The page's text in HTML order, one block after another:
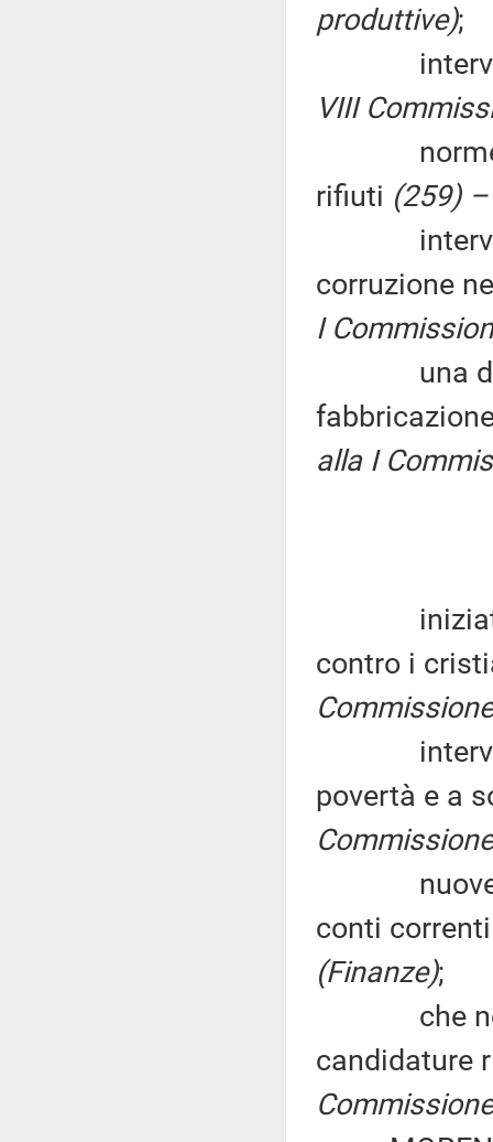
produttive);
interventi
VIII
norme in
rifiuti (259)
interventi
corruzione
I
una
alla I
iniziative
contro i
interventi
povertà e a
nuove
conti
(Finanze);
che non
candidature